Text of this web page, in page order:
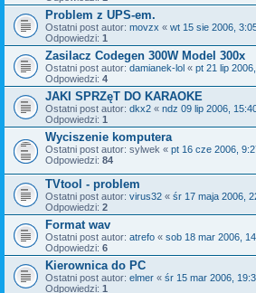
Problem z UPS-em.
Ostatni post autor: movzx « wt 15 sie 2006,
Odpowiedzi: 1
Zasilacz Codegen 300W Model 300x
Ostatni post autor: damianek-lol « pt 21 lip
Odpowiedzi: 4
JAKI SPRZęT DO KARAOKE
Ostatni post autor: dkx2 « ndz 09 lip 2006,
Odpowiedzi: 1
Wyciszenie komputera
Ostatni post autor: sylwek « pt 16 cze 2006,
Odpowiedzi: 84
TVtool - problem
Ostatni post autor: virus32 « śr 17 maja 2006,
Odpowiedzi: 2
Format wav
Ostatni post autor: atrefo « sob 18 mar 2006,
Odpowiedzi: 6
Kierownica do PC
Ostatni post autor: elmer « śr 15 mar 2006,
Odpowiedzi: 1